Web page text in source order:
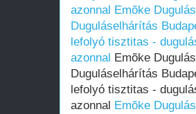
azonnal Emõke
Duguláselhárítás
lefolyó tisztitas -
azonnal Emõke
Duguláselhárítás
lefolyó tisztitas -
azonnal Emõke